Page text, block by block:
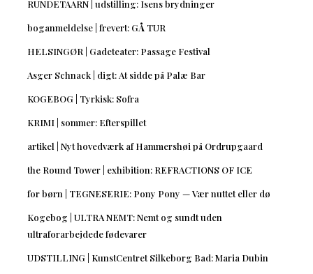
RUNDETAARN | udstilling: Isens brydninger
boganmeldelse | frevert: GÅ TUR
HELSINGØR | Gadeteater: Passage Festival
Asger Schnack | digt: At sidde på Palæ Bar
KOGEBOG | Tyrkisk: Sofra
KRIMI | sommer: Efterspillet
artikel | Nyt hovedværk af Hammershøi på Ordrupgaard
the Round Tower | exhibition: REFRACTIONS OF ICE
for børn | TEGNESERIE: Pony Pony — Vær nuttet eller dø
Kogebog | ULTRA NEMT: Nemt og sundt uden
ultraforarbejdede fødevarer
UDSTILLING | KunstCentret Silkeborg Bad: Maria Dubin